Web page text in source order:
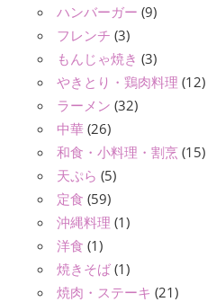
ハンバーガー (9)
フレンチ (3)
もんじゃ焼き (3)
やきとり・鶏肉料理 (12)
ラーメン (32)
中華 (26)
和食・小料理・割烹 (15)
天ぷら (5)
定食 (59)
沖縄料理 (1)
洋食 (1)
焼きそば (1)
焼肉・ステーキ (21)